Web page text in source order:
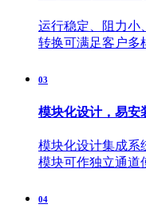
运行稳定、阻力小
转换可满足客户多
03
模块化设计，易安
模块化设计集成系
模块可作独立通道
04